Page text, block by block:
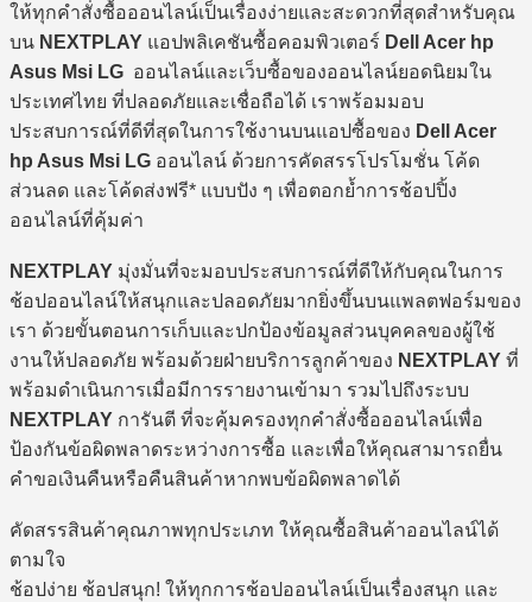
ให้ทุกคำสั่งซื้อออนไลน์เป็นเรื่องง่ายและสะดวกที่สุดสำหรับคุณ
บน NEXTPLAY แอปพลิเคชันซื้อคอมพิวเตอร์ Dell Acer hp
Asus Msi LG ออนไลน์และเว็บซื้อของออนไลน์ยอดนิยมใน
ประเทศไทย ที่ปลอดภัยและเชื่อถือได้ เราพร้อมมอบ
ประสบการณ์ที่ดีที่สุดในการใช้งานบนแอปซื้อของ Dell Acer
hp Asus Msi LG ออนไลน์ ด้วยการคัดสรรโปรโมชั่น โค้ด
ส่วนลด และโค้ดส่งฟรี* แบบปัง ๆ เพื่อตอกย้ำการช้อปปิ้ง
ออนไลน์ที่คุ้มค่า
NEXTPLAY มุ่งมั่นที่จะมอบประสบการณ์ที่ดีให้กับคุณในการ
ช้อปออนไลน์ให้สนุกและปลอดภัยมากยิ่งขึ้นบนแพลตฟอร์มของ
เรา ด้วยขั้นตอนการเก็บและปกป้องข้อมูลส่วนบุคคลของผู้ใช้
งานให้ปลอดภัย พร้อมด้วยฝ่ายบริการลูกค้าของ NEXTPLAY ที่
พร้อมดำเนินการเมื่อมีการรายงานเข้ามา รวมไปถึงระบบ
NEXTPLAY การันตี ที่จะคุ้มครองทุกคำสั่งซื้อออนไลน์เพื่อ
ป้องกันข้อผิดพลาดระหว่างการซื้อ และเพื่อให้คุณสามารถยื่น
คำขอเงินคืนหรือคืนสินค้าหากพบข้อผิดพลาดได้
คัดสรรสินค้าคุณภาพทุกประเภท ให้คุณซื้อสินค้าออนไลน์ได้
ตามใจ
ช้อปง่าย ช้อปสนุก! ให้ทุกการช้อปออนไลน์เป็นเรื่องสนุก และ